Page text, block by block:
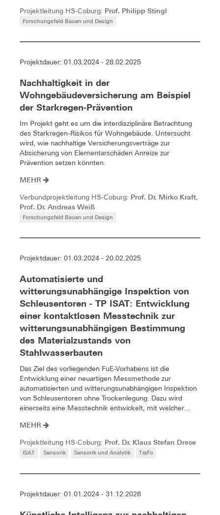
Projektleitung HS-Coburg: Prof. Philipp Stingl
Forschungsfeld Bauen und Design
Projektdauer: 01.03.2024 - 28.02.2025
Nachhaltigkeit in der
Wohngebäudeversicherung am Beispiel
der Starkregen-Prävention
Im Projekt geht es um die interdisziplinäre Betrachtung
des Starkregen-Risikos für Wohngebäude. Untersucht
wird, wie nachhaltige Versicherungsverträge zur
Absicherung von Elementarschäden Anreize zur
Prävention setzen könnten.
MEHR
Verbundprojektleitung HS-Coburg: Prof. Dr. Mirko Kraft,
Prof. Dr. Andreas Weiß
Forschungsfeld Bauen und Design
Projektdauer: 01.03.2024 - 20.02.2025
Automatisierte und
witterungsunabhängige Inspektion von
Schleusentoren - TP ISAT: Entwicklung
einer kontaktlosen Messtechnik zur
witterungsunabhängigen Bestimmung
des Materialzustands von
Stahlwasserbauten
Das Ziel des vorliegenden FuE-Vorhabens ist die
Entwicklung einer neuartigen Messmethode zur
automatisierten und witterungsunabhängigen Inspektion
von Schleusentoren ohne Trockenlegung. Dazu wird
einerseits eine Messtechnik entwickelt, mit welcher...
MEHR
Projektleitung HS-Coburg: Prof. Dr. Klaus Stefan Drese
ISAT Sensorik Sensorik und Analytik TraFo
Projektdauer: 01.01.2024 - 31.12.2026